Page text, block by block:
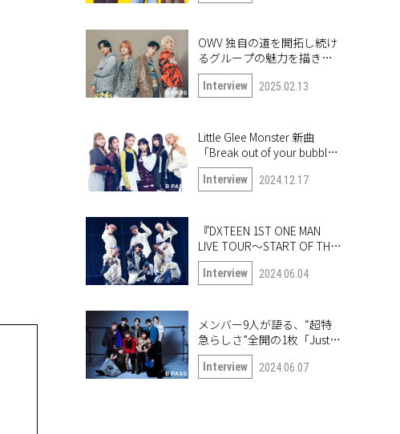
OWV 独自の道を開拓し続け
るグループの魅力を描き出
したナンバー「Frontier」
Interview 2025.02.13
Little Glee Monster 新曲
「Break out of your bubble｣
インタビュー。未公開写真
も公開！
Interview 2024.12.17
『DXTEEN 1ST ONE MAN
LIVE TOUR〜START OF THE
QUEST〜』開幕！ ツアー中
の6人に突撃!!
Interview 2024.06.04
メンバー9人が語る、“超特
急らしさ”全開の1枚「Just
like 超特急」
Interview 2024.06.07